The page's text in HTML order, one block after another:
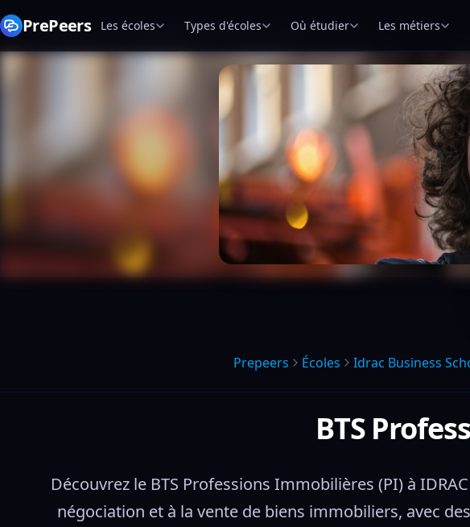
PrePeers Les écoles Types d'écoles Où étudier Les métiers
Prepeers Écoles Idrac Business
BTS
Découvrez le BTS Professions Immobilières (PI) à
négociation et à la vente de biens immobiliers, avec